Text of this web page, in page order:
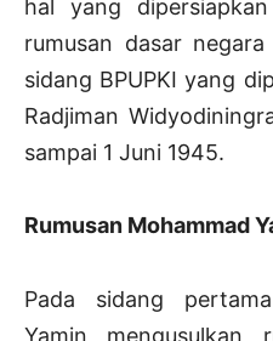
hal yang
rumusan dasar
sidang BPUPKI yang
Radjiman
sampai 1 Juni 1945.
Rumusan Mohammad
Pada sidang
Yamin mengusulkan